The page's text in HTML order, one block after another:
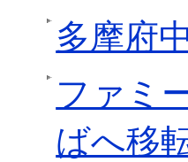
多摩府
ファミ
ばへ移